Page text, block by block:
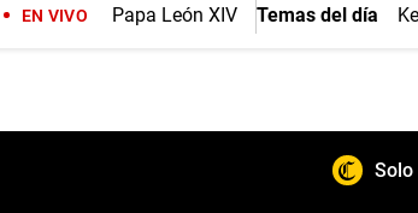
EN VIVO Papa León XIV Temas del día